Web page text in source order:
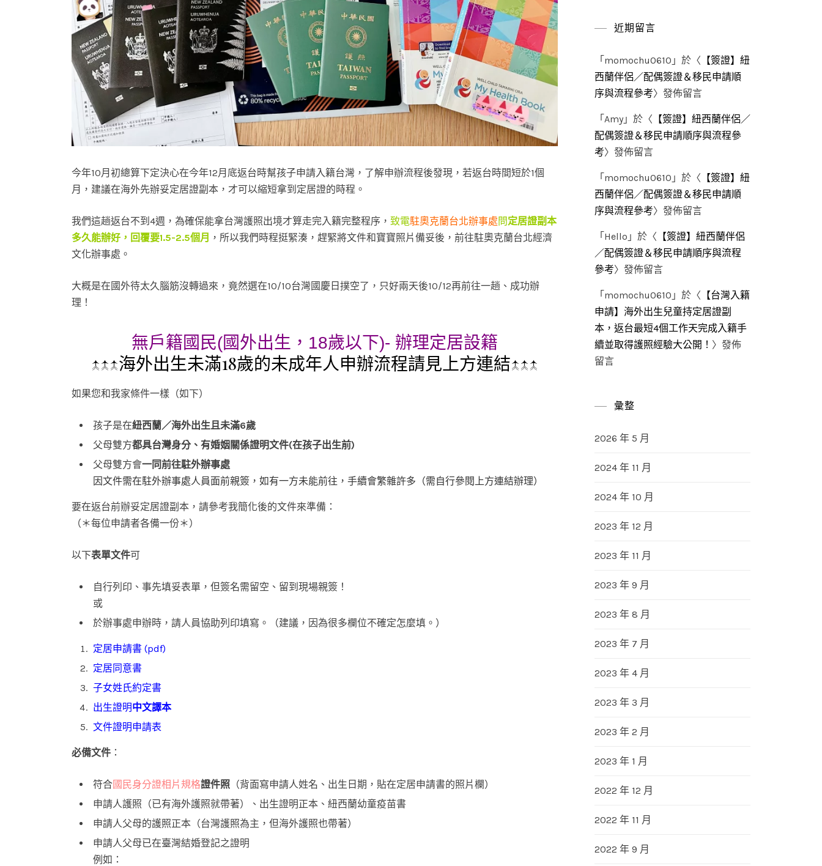
今年10月初總算下定決心在今年12月底返台時幫孩子申請入籍台灣，了解申辦流程後發現，若返台時間短於1個
月，建議在海外先辦妥定居證副本，才可以縮短拿到定居證的時程。
我們這趟返台不到4週，為確保能拿台灣護照出境才算走完入籍完整程序， 致電駐奧克蘭台北辦事處問定居證副本
多久能辦好，回覆要1.5-2.5個月 ，所以我們時程挺緊湊，趕緊將文件和寶寶照片備妥後，前往駐奧克蘭台北經濟
文化辦事處。
大概是在國外待太久腦筋沒轉過來，竟然選在10/10台灣國慶日撲空了，只好兩天後10/12再前往一趟、成功辦
理！
無戶籍國民(國外出生，18歲以下)- 辦理定居設籍
↑↑↑海外出生未滿18歲的未成年人申辦流程請見上方連結↑↑↑
如果您和我家條件一樣（如下）
孩子是在紐西蘭／海外出生且未滿6歲
父母雙方都具台灣身分、有婚姻關係證明文件(在孩子出生前)
父母雙方會一同前往駐外辦事處
因文件需在駐外辦事處人員面前親簽，如有一方未能前往，手續會繁雜許多（需自行參閱上方連結辦理）
要在返台前辦妥定居證副本，請參考我簡化後的文件來準備：
（＊每位申請者各備一份＊）
以下表單文件可
自行列印、事先填妥表單，但簽名需留空、留到現場親簽！
或
於辦事處申辦時，請人員協助列印填寫。（建議，因為很多欄位不確定怎麼填。）
定居申請書 (pdf)
定居同意書
子女姓氏約定書
出生證明中文譯本
文件證明申請表
必備文件 ：
符合國民身分證相片規格證件照 （背面寫申請人姓名、出生日期，貼在定居申請書的照片欄）
申請人護照（已有海外護照就帶著）、出生證明正本、紐西蘭幼童疫苗書
申請人父母的護照正本（台灣護照為主，但海外護照也帶著）
申請人父母已在臺灣結婚登記之證明
例如：
近期留言
「 momochu0610 」於〈 【簽證】紐
西蘭伴侶／配偶簽證＆移民申請順
序與流程參考〉發佈留言
「 Amy 」於〈 【簽證】紐西蘭伴侶／
配偶簽證＆移民申請順序與流程參
考〉發佈留言
「 momochu0610 」於〈 【簽證】紐
西蘭伴侶／配偶簽證＆移民申請順
序與流程參考〉發佈留言
「 Hello 」於〈 【簽證】紐西蘭伴侶
／配偶簽證＆移民申請順序與流程
參考〉發佈留言
「 momochu0610 」於〈 【台灣入籍
申請】海外出生兒童持定居證副
本，返台最短4個工作天完成入籍手
續並取得護照經驗大公開！ 〉發佈
留言
彙整
2026 年 5 月
2024 年 11 月
2024 年 10 月
2023 年 12 月
2023 年 11 月
2023 年 9 月
2023 年 8 月
2023 年 7 月
2023 年 4 月
2023 年 3 月
2023 年 2 月
2023 年 1 月
2022 年 12 月
2022 年 11 月
2022 年 9 月